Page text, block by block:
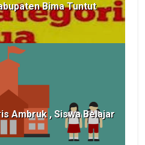
Bima Tuntut
Ambruk , Siswa Belajar